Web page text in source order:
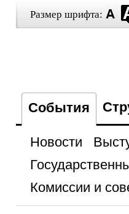
Размер шрифта:
События
Новости
Комиссии и